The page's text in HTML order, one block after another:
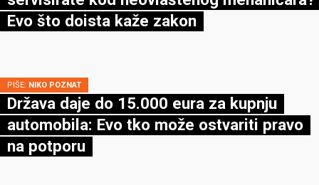
Evo što doista kaže zakon
PIŠE: NIKO POZNAT
Država daje do 15.000 eura za kupnju
automobila: Evo tko može ostvariti pravo
na potporu